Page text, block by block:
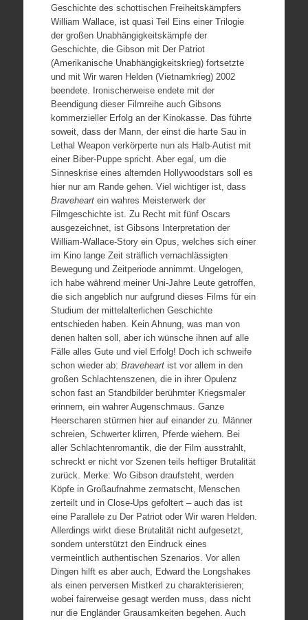
Geschichte des schottischen Freiheitskämpfers
William Wallace, ist quasi Teil Eins einer Trilogie
der großen Unabhängigkeitskämpfe der
Geschichte, die Gibson mit Der Patriot
(Amerikanische Unabhängigkeitskrieg) fortsetzte
und mit Wir waren Helden (Vietnamkrieg) 2002
beendete. Ironischerweise endete mit der
Beendigung dieser Filmreihe auch Gibsons
kommerzieller Erfolg an der Kinokasse. Das führte
soweit, dass der Mann, der einst die harte Sau in
Lethal Weapon verkörperte nun als Halb-Autist mit
einer Biber-Puppe spricht. Aber egal, um die
Sinneskrise eines alternden Hollywoodstars soll es
hier nur am Rande gehen. Viel wichtiger ist, dass
Braveheartein wahres Meisterwerk der
Filmgeschichte ist. Zu Recht mit fünf Oscars
ausgezeichnet, ist Gibsons Interpretation der
William-Wallace-Story ein Opus, welches sich einer
im Kino lange Zeit sträflich vernachlässigten
Bewegung und Zeitperiode annimmt. Ungelogen,
ich habe während meiner Uni-Jahre Leute getroffen,
die sich angeblich nur aufgrund dieses Films für ein
Studium der mittelalterlichen Geschichte
entschieden haben. Kein Ahnung, was man von
denen halten soll, aber ich wünsche ihnen auf alle
Fälle alles Gute und viel Erfolg! Doch ich schweife
schon wieder ab: Braveheartist vor allem in den
großen Schlachtenszenen, die in ihrer Opulenz
schon fast an Standbilder berühmter Kriegsmaler
erinnern, ein wahrer Augenschmaus. Ganze
Heerscharen stürmen hier auf einander zu. Männer
schreien, Schwerter klirren, Pferde wiehern. Bei
aller Schlachtenromantik, die der Film ausstrahlt,
schreckt er nicht vor Szenen teils heftiger Brutalität
zurück. Merke: Wo Gibson draufsteht, werden
Köpfe in Großaufnahme zermatscht, Menschen
zerteilt und in Close-Ups gefoltert – auch das ist
eine Parallele zu Der Patriot oder Wir waren Helden.
Allerdings wirkt diese Brutalität nicht aufgesetzt,
sondern unterstützt den Eindruck eines
vermeintlich authentischen Szenarios. Vor allen
Dingen hilft es aber auch, Edward the Longshakes
als einen perversen Mistkerl zu charakterisieren;
wobei fairerweise gesagt werden muss, dass nicht
nur die Engländer Grausamkeiten begehen. Auch